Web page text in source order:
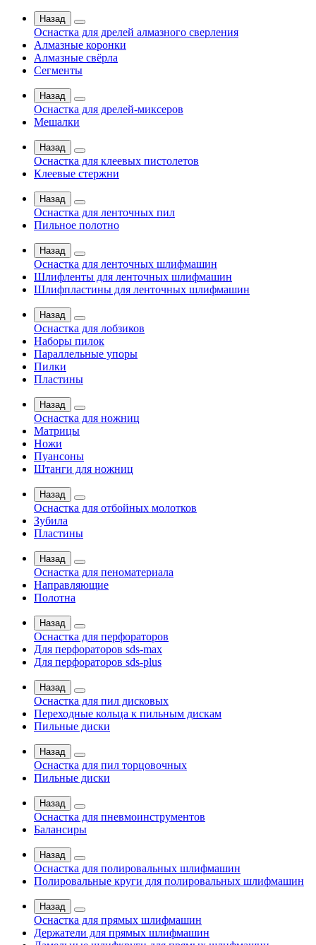
Назад
Оснастка для дрелей алмазного сверления
Алмазные коронки
Алмазные свёрла
Сегменты
Назад
Оснастка для дрелей-миксеров
Мешалки
Назад
Оснастка для клеевых пистолетов
Клеевые стержни
Назад
Оснастка для ленточных пил
Пильное полотно
Назад
Оснастка для ленточных шлифмашин
Шлифленты для ленточных шлифмашин
Шлифпластины для ленточных шлифмашин
Назад
Оснастка для лобзиков
Наборы пилок
Параллельные упоры
Пилки
Пластины
Назад
Оснастка для ножниц
Матрицы
Ножи
Пуансоны
Штанги для ножниц
Назад
Оснастка для отбойных молотков
Зубила
Пластины
Назад
Оснастка для пеноматериала
Направляющие
Полотна
Назад
Оснастка для перфораторов
Для перфораторов sds-max
Для перфораторов sds-plus
Назад
Оснастка для пил дисковых
Переходные кольца к пильным дискам
Пильные диски
Назад
Оснастка для пил торцовочных
Пильные диски
Назад
Оснастка для пневмоинструментов
Балансиры
Назад
Оснастка для полировальных шлифмашин
Полировальные круги для полировальных шлифмашин
Назад
Оснастка для прямых шлифмашин
Держатели для прямых шлифмашин